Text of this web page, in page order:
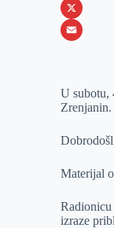
b
o
s
e
e
n
k
I
i
b
W
h
s
p
X
a
l
U subotu,
Zrenjanin.
Materijal
izraze